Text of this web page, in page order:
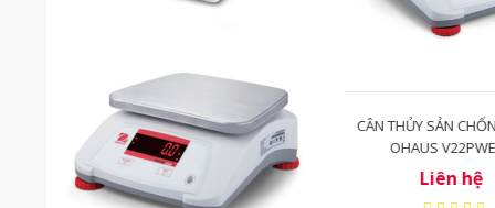
CÂN THỦY SẢN CHỐNG NƯỚC
OHAUS V22PWE15T
Liên hệ
CÂN ĐIỆN TỬ
Liên